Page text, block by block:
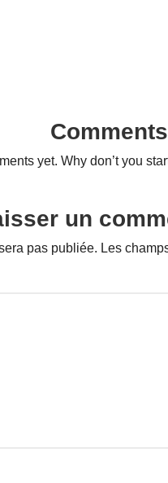
Comments
yet. Why don’t you
un
pas publiée. Les